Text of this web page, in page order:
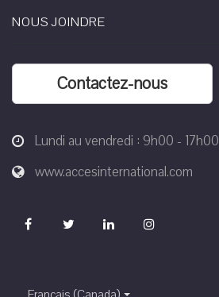
NOUS JOINDRE
Contactez-nous
Lundi au vendredi : 9h00 - 17h00
www.accesinternational.com